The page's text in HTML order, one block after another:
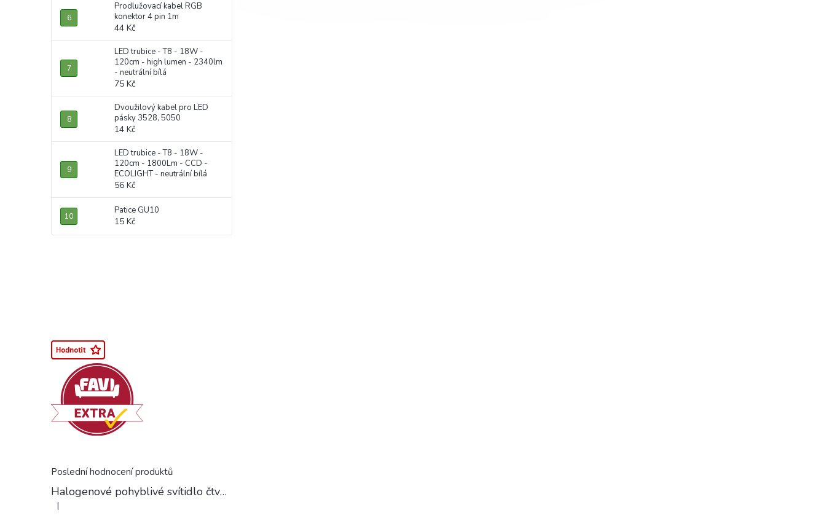
Prodlužovací kabel RGB
konektor 4 pin 1m
44 Kč
LED trubice - T8 - 18W -
120cm - high lumen - 2340lm
- neutrální bílá
75 Kč
Dvoužilový kabel pro LED
pásky 3528, 5050
14 Kč
LED trubice - T8 - 18W -
120cm - 1800Lm - CCD -
ECOLIGHT - neutrální bílá
56 Kč
Patice GU10
15 Kč
Poslední hodnocení produktů
Halogenové pohyblivé svítidlo čtvercové chrom
Hodnocení produktu je 5 z 5 hvězdiček.
|